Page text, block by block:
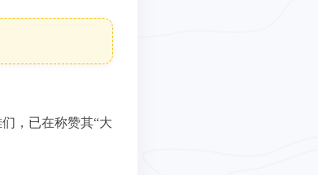
，已在称赞其“大